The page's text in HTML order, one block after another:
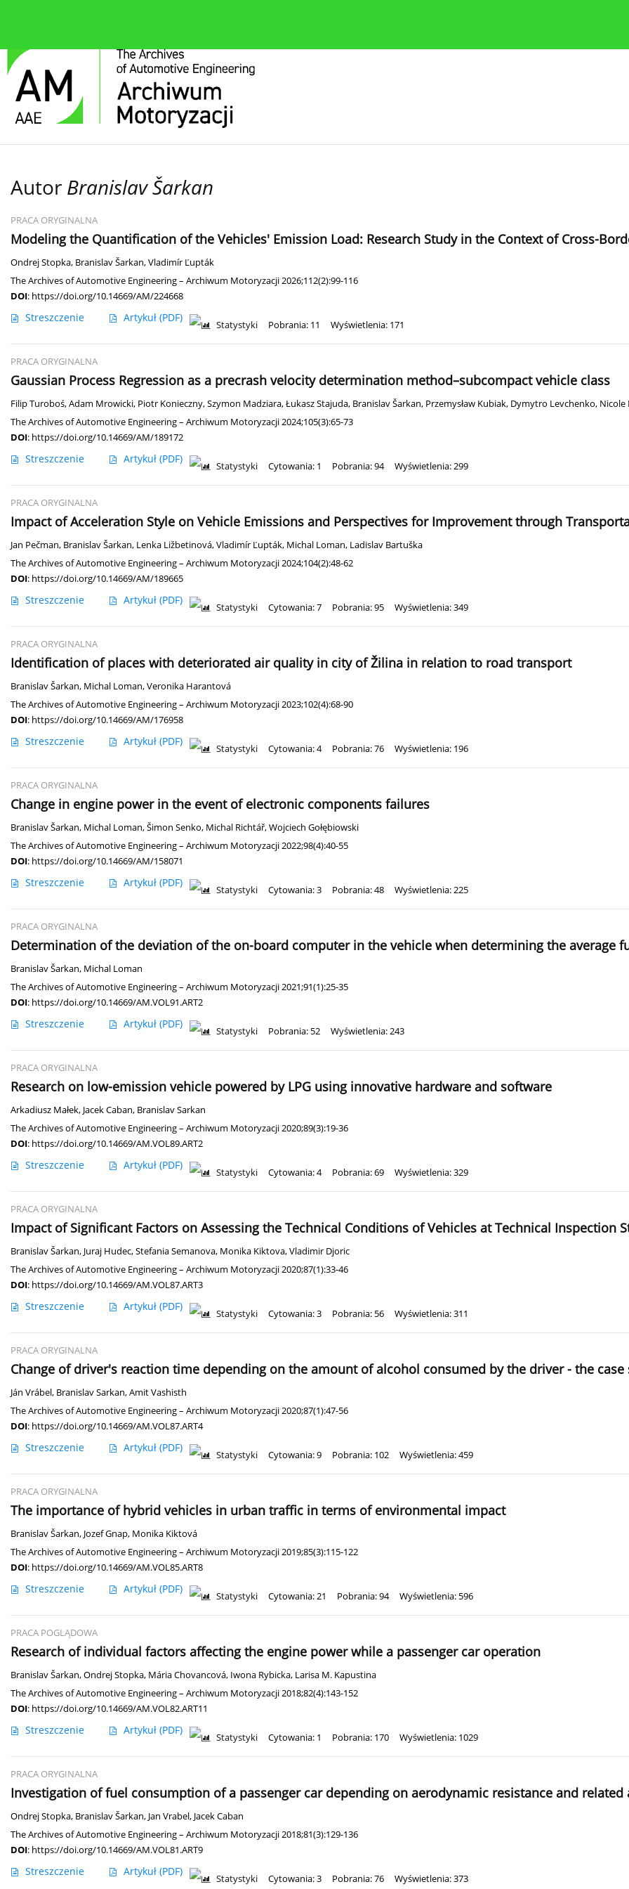
Autor Branislav Šarkan
PRACA ORYGINALNA
Modeling the Quantification of the Vehicles' Emission Load: Research Study in the Context of Cross-
Ondrej Stopka, Branislav Šarkan,Vladimír Ľupták
The Archives of Automotive Engineering – Archiwum Motoryzacji 2026;112(2):99-116
DOI: https://doi.org/10.14669/AM/224668
Streszczenie Artykuł (PDF)
Statystyki Pobrania: 11 Wyświetlenia: 171
PRACA ORYGINALNA
Gaussian Process Regression as a precrash velocity determination method–subcompact vehicle class
Filip Turoboś,Adam Mrowicki, Piotr Konieczny,Szymon Madziara,Łukasz Stajuda, Branislav Šarkan, Przemysław Kubiak, Dymytro Levchenko, Nicole
The Archives of Automotive Engineering – Archiwum Motoryzacji 2024;105(3):65-73
DOI: https://doi.org/10.14669/AM/189172
Streszczenie Artykuł (PDF)
Statystyki Cytowania: 1 Pobrania: 94 Wyświetlenia: 299
PRACA ORYGINALNA
Impact of Acceleration Style on Vehicle Emissions and Perspectives for Improvement through
Jan Pečman, Branislav Šarkan, Lenka Ližbetinová,Vladimír Ľupták, Michal Loman, Ladislav Bartuška
The Archives of Automotive Engineering – Archiwum Motoryzacji 2024;104(2):48-62
DOI: https://doi.org/10.14669/AM/189665
Streszczenie Artykuł (PDF)
Statystyki Cytowania: 7 Pobrania: 95 Wyświetlenia: 349
PRACA ORYGINALNA
Identification of places with deteriorated air quality in city of Žilina in relation to road transport
Branislav Šarkan, Michal Loman,Veronika Harantová
The Archives of Automotive Engineering – Archiwum Motoryzacji 2023;102(4):68-90
DOI: https://doi.org/10.14669/AM/176958
Streszczenie Artykuł (PDF)
Statystyki Cytowania: 4 Pobrania: 76 Wyświetlenia: 196
PRACA ORYGINALNA
Change in engine power in the event of electronic components failures
Branislav Šarkan, Michal Loman,Šimon Senko, Michal Richtář,Wojciech Gołębiowski
The Archives of Automotive Engineering – Archiwum Motoryzacji 2022;98(4):40-55
DOI: https://doi.org/10.14669/AM/158071
Streszczenie Artykuł (PDF)
Statystyki Cytowania: 3 Pobrania: 48 Wyświetlenia: 225
PRACA ORYGINALNA
Determination of the deviation of the on-board computer in the vehicle when determining the average
Branislav Šarkan, Michal Loman
The Archives of Automotive Engineering – Archiwum Motoryzacji 2021;91(1):25-35
DOI: https://doi.org/10.14669/AM.VOL91.ART2
Streszczenie Artykuł (PDF)
Statystyki Pobrania: 52 Wyświetlenia: 243
PRACA ORYGINALNA
Research on low-emission vehicle powered by LPG using innovative hardware and software
Arkadiusz Małek, Jacek Caban, Branislav Sarkan
The Archives of Automotive Engineering – Archiwum Motoryzacji 2020;89(3):19-36
DOI: https://doi.org/10.14669/AM.VOL89.ART2
Streszczenie Artykuł (PDF)
Statystyki Cytowania: 4 Pobrania: 69 Wyświetlenia: 329
PRACA ORYGINALNA
Impact of Significant Factors on Assessing the Technical Conditions of Vehicles at Technical Inspection
Branislav Šarkan, Juraj Hudec,Stefania Semanova, Monika Kiktova,Vladimir Djoric
The Archives of Automotive Engineering – Archiwum Motoryzacji 2020;87(1):33-46
DOI: https://doi.org/10.14669/AM.VOL87.ART3
Streszczenie Artykuł (PDF)
Statystyki Cytowania: 3 Pobrania: 56 Wyświetlenia: 311
PRACA ORYGINALNA
Change of driver's reaction time depending on the amount of alcohol consumed by the driver - the case
Ján Vrábel, Branislav Sarkan,Amit Vashisth
The Archives of Automotive Engineering – Archiwum Motoryzacji 2020;87(1):47-56
DOI: https://doi.org/10.14669/AM.VOL87.ART4
Streszczenie Artykuł (PDF)
Statystyki Cytowania: 9 Pobrania: 102 Wyświetlenia: 459
PRACA ORYGINALNA
The importance of hybrid vehicles in urban traffic in terms of environmental impact
Branislav Šarkan, Jozef Gnap, Monika Kiktová
The Archives of Automotive Engineering – Archiwum Motoryzacji 2019;85(3):115-122
DOI: https://doi.org/10.14669/AM.VOL85.ART8
Streszczenie Artykuł (PDF)
Statystyki Cytowania: 21 Pobrania: 94 Wyświetlenia: 596
PRACA POGLĄDOWA
Research of individual factors affecting the engine power while a passenger car operation
Branislav Šarkan,Ondrej Stopka, Mária Chovancová, Iwona Rybicka, Larisa M. Kapustina
The Archives of Automotive Engineering – Archiwum Motoryzacji 2018;82(4):143-152
DOI: https://doi.org/10.14669/AM.VOL82.ART11
Streszczenie Artykuł (PDF)
Statystyki Cytowania: 1 Pobrania: 170 Wyświetlenia: 1029
PRACA ORYGINALNA
Investigation of fuel consumption of a passenger car depending on aerodynamic resistance and related
Ondrej Stopka, Branislav Šarkan, Jan Vrabel, Jacek Caban
The Archives of Automotive Engineering – Archiwum Motoryzacji 2018;81(3):129-136
DOI: https://doi.org/10.14669/AM.VOL81.ART9
Streszczenie Artykuł (PDF)
Statystyki Cytowania: 3 Pobrania: 76 Wyświetlenia: 373